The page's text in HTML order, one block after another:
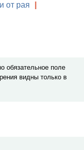
от рая
обязательное поле
видны только в